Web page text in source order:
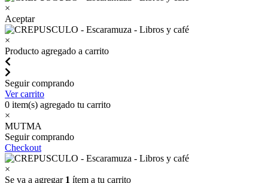
×
Aceptar
×
Producto agregado a carrito
Seguir comprando
Ver carrito
0 item(s) agregado tu carrito
×
MUTMA
Seguir comprando
Checkout
×
Se va a agregar 1 ítem a tu carrito